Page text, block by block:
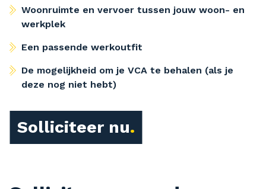
Woonruimte en vervoer tussen jouw woon- en
werkplek
Een passende werkoutfit
De mogelijkheid om je VCA te behalen (als je
deze nog niet hebt)
Solliciteer nu